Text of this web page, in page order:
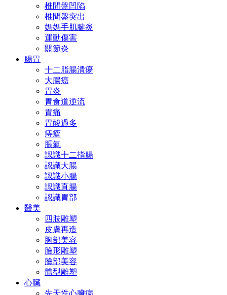
椎間盤凹陷
椎間盤突出
媽媽手肌腱炎
運動傷害
關節炎
腸胃
十二脂腸潰瘍
大腸癌
胃炎
胃食道逆流
胃痛
胃酸過多
痔瘡
脹氣
認識十二指腸
認識大腸
認識小腸
認識直腸
認識胃部
醫美
四肢雕塑
皮膚再造
胸部美容
臉形雕塑
臉部美容
體型雕塑
心臟
先天性心臟病